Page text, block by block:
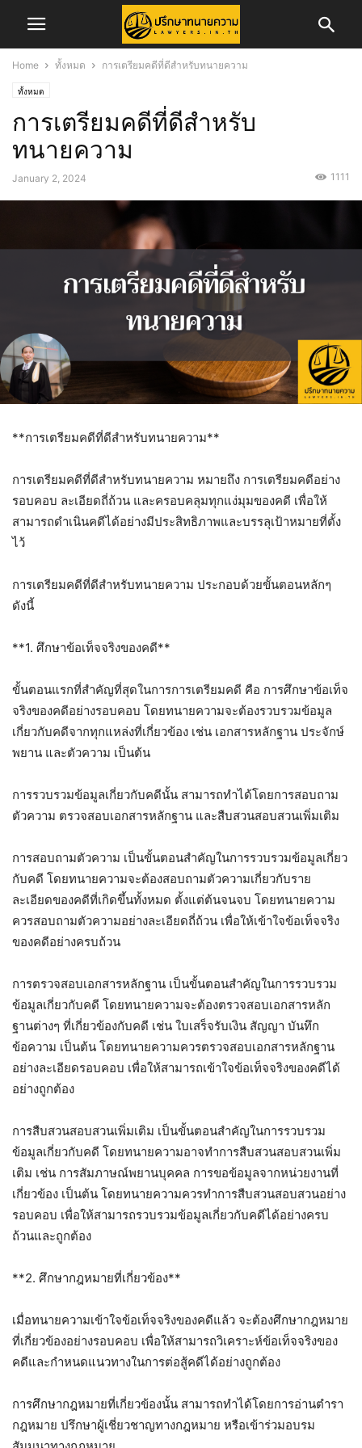
Home ทั้งหมด การเตรียมคดีที่ดีสำหรับทนายความ
ทั้งหมด
การเตรียมคดีที่ดีสำหรับ
ทนายความ
January 2, 2024 1111
**การเตรียมคดีที่ดีสำหรับทนายความ**
การเตรียมคดีที่ดีสำหรับทนายความ หมายถึง การเตรียมคดีอย่าง
รอบคอบ ละเอียดถี่ถ้วน และครอบคลุมทุกแง่มุมของคดี เพื่อให้
สามารถดำเนินคดีได้อย่างมีประสิทธิภาพและบรรลุเป้าหมายที่ตั้ง
ไว้
การเตรียมคดีที่ดีสำหรับทนายความ ประกอบด้วยขั้นตอนหลักๆ
ดังนี้
**1. ศึกษาข้อเท็จจริงของคดี**
ขั้นตอนแรกที่สำคัญที่สุดในการการเตรียมคดี คือ การศึกษาข้อเท็จ
จริงของคดีอย่างรอบคอบ โดยทนายความจะต้องรวบรวมข้อมูล
เกี่ยวกับคดีจากทุกแหล่งที่เกี่ยวข้อง เช่น เอกสารหลักฐาน ประจักษ์
พยาน และตัวความ เป็นต้น
การรวบรวมข้อมูลเกี่ยวกับคดีนั้น สามารถทำได้โดยการสอบถาม
ตัวความ ตรวจสอบเอกสารหลักฐาน และสืบสวนสอบสวนเพิ่มเติม
การสอบถามตัวความ เป็นขั้นตอนสำคัญในการรวบรวมข้อมูลเกี่ยว
กับคดี โดยทนายความจะต้องสอบถามตัวความเกี่ยวกับราย
ละเอียดของคดีที่เกิดขึ้นทั้งหมด ตั้งแต่ต้นจนจบ โดยทนายความ
ควรสอบถามตัวความอย่างละเอียดถี่ถ้วน เพื่อให้เข้าใจข้อเท็จจริง
ของคดีอย่างครบถ้วน
การตรวจสอบเอกสารหลักฐาน เป็นขั้นตอนสำคัญในการรวบรวม
ข้อมูลเกี่ยวกับคดี โดยทนายความจะต้องตรวจสอบเอกสารหลัก
ฐานต่างๆ ที่เกี่ยวข้องกับคดี เช่น ใบเสร็จรับเงิน สัญญา บันทึก
ข้อความ เป็นต้น โดยทนายความควรตรวจสอบเอกสารหลักฐาน
อย่างละเอียดรอบคอบ เพื่อให้สามารถเข้าใจข้อเท็จจริงของคดีได้
อย่างถูกต้อง
การสืบสวนสอบสวนเพิ่มเติม เป็นขั้นตอนสำคัญในการรวบรวม
ข้อมูลเกี่ยวกับคดี โดยทนายความอาจทำการสืบสวนสอบสวนเพิ่ม
เติม เช่น การสัมภาษณ์พยานบุคคล การขอข้อมูลจากหน่วยงานที่
เกี่ยวข้อง เป็นต้น โดยทนายความควรทำการสืบสวนสอบสวนอย่าง
รอบคอบ เพื่อให้สามารถรวบรวมข้อมูลเกี่ยวกับคดีได้อย่างครบ
ถ้วนและถูกต้อง
**2. ศึกษากฎหมายที่เกี่ยวข้อง**
เมื่อทนายความเข้าใจข้อเท็จจริงของคดีแล้ว จะต้องศึกษากฎหมาย
ที่เกี่ยวข้องอย่างรอบคอบ เพื่อให้สามารถวิเคราะห์ข้อเท็จจริงของ
คดีและกำหนดแนวทางในการต่อสู้คดีได้อย่างถูกต้อง
การศึกษากฎหมายที่เกี่ยวข้องนั้น สามารถทำได้โดยการอ่านตำรา
กฎหมาย ปรึกษาผู้เชี่ยวชาญทางกฎหมาย หรือเข้าร่วมอบรม